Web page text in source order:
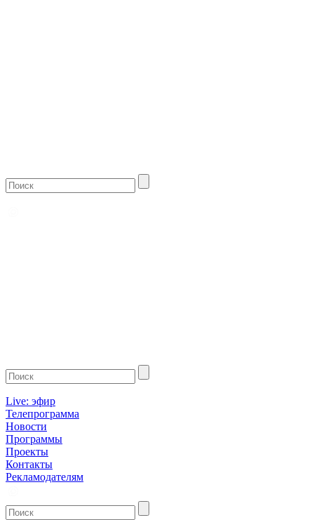
Live: эфир
Телепрограмма
Новости
Программы
Проекты
Контакты
Рекламодателям